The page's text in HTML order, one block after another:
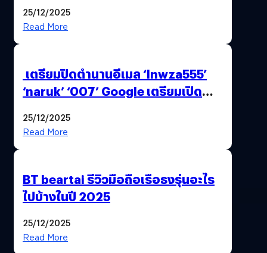
25/12/2025
Read More
เตรียมปิดตำนานอีเมล ‘lnwza555’
‘naruk’ ‘007’ Google เตรียมเปิด
25/12/2025
Read More
BT beartai รีวิวมือถือเรือธงรุ่นอะไร
ไปบ้างในปี 2025
25/12/2025
Read More